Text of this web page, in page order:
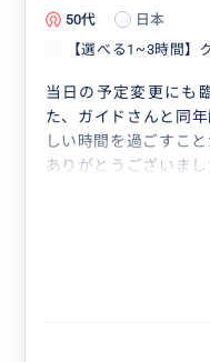
50代
日本
【選べる1~3時間】
当日の予定変更にも
た、ガイドさんと同
しい時間を過ごすこと
ありがとうございまし